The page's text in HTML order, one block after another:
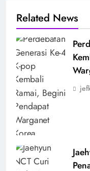
Related News